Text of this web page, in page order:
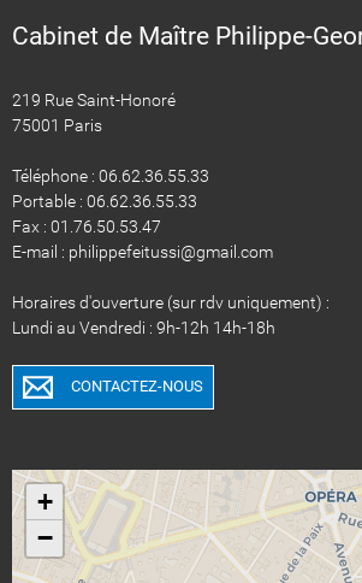
Cabinet de Maître Philippe-
219 Rue Saint-Honoré
75001 Paris
Téléphone : 06.62.36.55.33
Portable : 06.62.36.55.33
Fax : 01.76.50.53.47
E-mail : philippefeitussi@gmail.com
Horaires d'ouverture (sur rdv uniquement) :
Lundi au Vendredi : 9h-12h 14h-18h
CONTACTEZ-NOUS
+
−